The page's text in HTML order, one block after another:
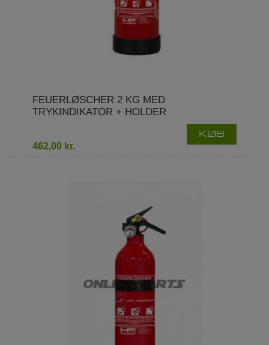
FEUERLØSCHER 2 KG MED
TRYKINDIKATOR + HOLDER
462,00 kr.
KØB